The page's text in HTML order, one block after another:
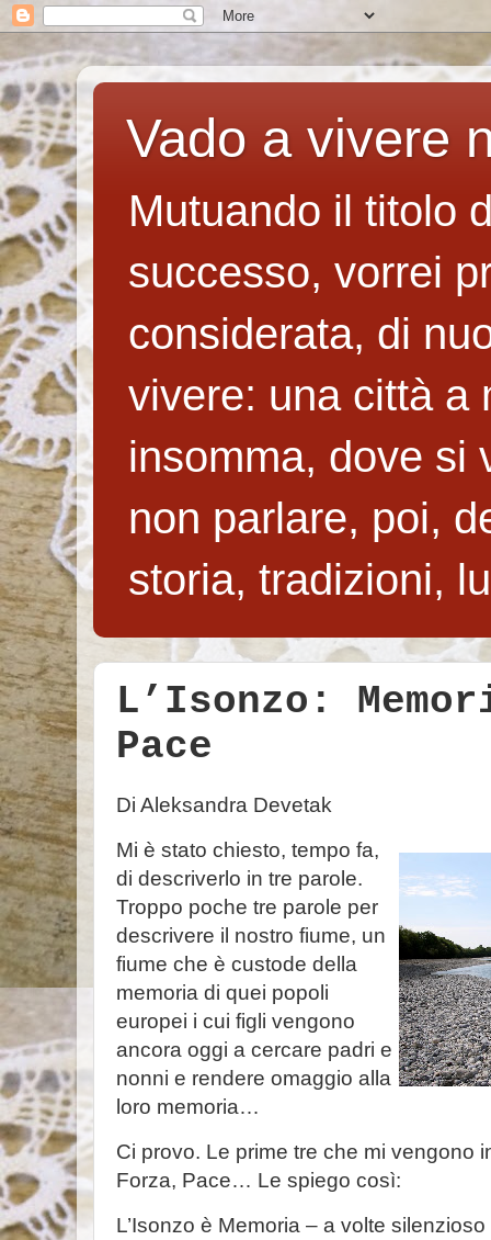
Vado a vivere
Mutuando il titolo
successo, vorrei
considerata, di
vivere: una città a
insomma, dove si
non parlare, poi,
storia, tradizioni,
L’Isonzo:
Pace
Di Aleksandra Devetak
Mi è stato chiesto, tempo fa,
di descriverlo in tre parole.
Troppo poche tre parole per
descrivere il nostro fiume, un
fiume che è custode della
memoria di quei popoli
europei i cui figli vengono
ancora oggi a cercare padri e
nonni e rendere omaggio alla
loro memoria…
Ci provo. Le prime tre che mi vengono
Forza, Pace… Le spiego così:
L’Isonzo è Memoria – a volte